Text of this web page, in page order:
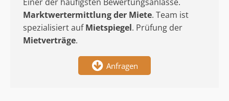
Marktwertermittlungder Miete. Team ist
spezialisiert aufMietspiegel. Prüfung der
Mietverträge.
Anfragen